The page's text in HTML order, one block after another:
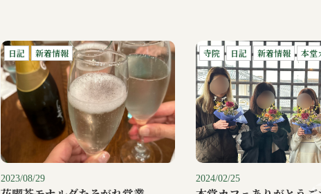
日記 新着情報
2023/08/29
寺院 日記 新着情報 本堂
2024/02/25